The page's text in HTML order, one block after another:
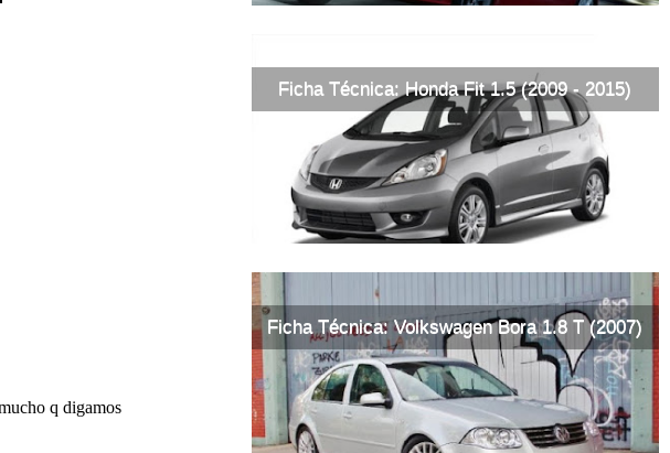
Ficha Técnica: Honda Fit 1.5 (2009 - 2015)
Ficha Técnica: Volkswagen Bora 1.8 T (2007)